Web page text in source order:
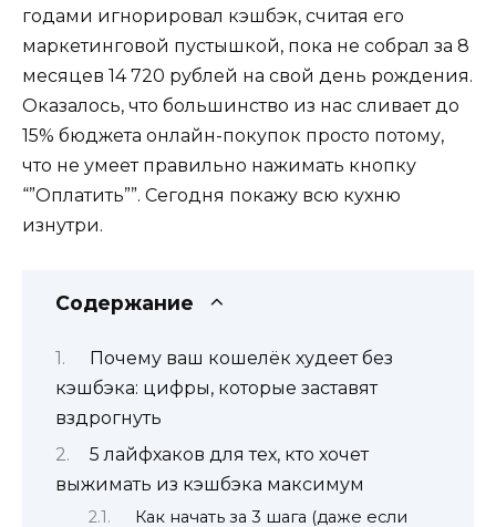
годами игнорировал кэшбэк, считая его
маркетинговой пустышкой, пока не собрал за 8
месяцев 14 720 рублей на свой день рождения.
Оказалось, что большинство из нас сливает до
15% бюджета онлайн-покупок просто потому,
что не умеет правильно нажимать кнопку
“”Оплатить””. Сегодня покажу всю кухню
изнутри.
Содержание
Почему ваш кошелёк худеет без
кэшбэка: цифры, которые заставят
вздрогнуть
5 лайфхаков для тех, кто хочет
выжимать из кэшбэка максимум
Как начать за 3 шага (даже если